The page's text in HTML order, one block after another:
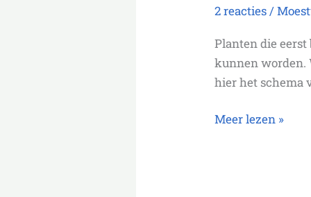
2 reacties/
Planten die
kunnen worden.
hier het schema
Meer lezen »